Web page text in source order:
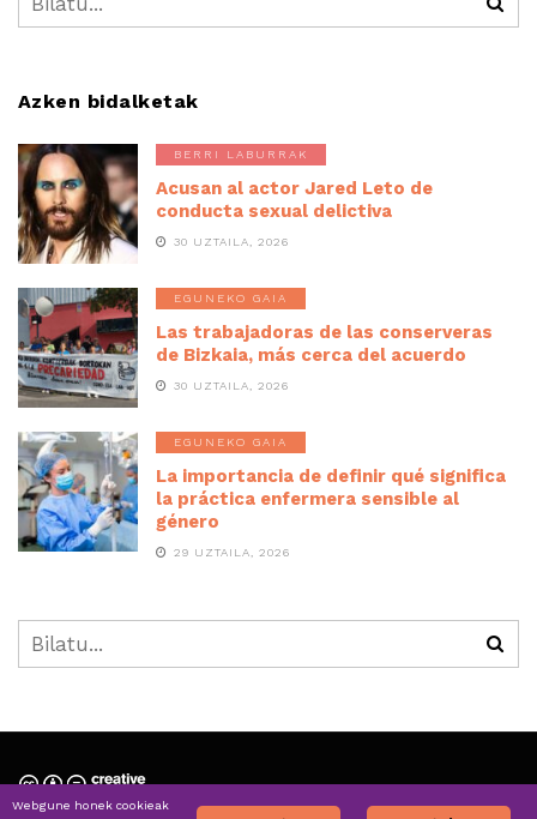
Azken bidalketak
BERRI LABURRAK
Acusan al actor Jared Leto de
conducta sexual delictiva
30 UZTAILA, 2026
EGUNEKO GAIA
Las trabajadoras de las conserveras
de Bizkaia, más cerca del acuerdo
30 UZTAILA, 2026
EGUNEKO GAIA
La importancia de definir qué significa
la práctica enfermera sensible al
género
29 UZTAILA, 2026
Nortzuk gara » Quiénes somos
Webgune honek cookieak